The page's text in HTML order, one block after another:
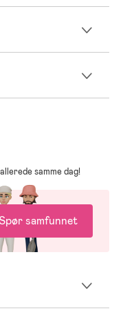
i-test.se.
samme dag!
samfunnet